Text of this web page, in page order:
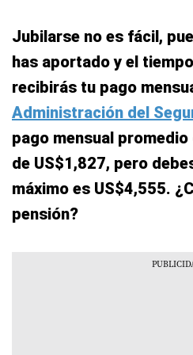
Jubilarse no es fácil,
has aportado y el
recibirás tu pago
Administración del
pago mensual
de US$1,827, pero
máximo es US$4,555.
pensión?